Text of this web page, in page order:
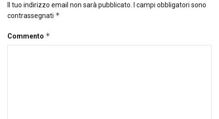
Il tuo indirizzo email non sarà pubblicato. I campi obbligatori sono
contrassegnati *
Commento *